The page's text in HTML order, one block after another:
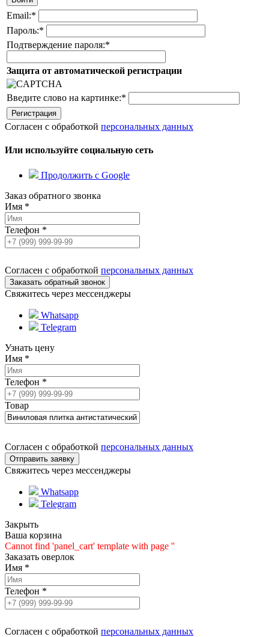
Email:*
Пароль:*
Подтверждение пароля:*
Защита от автоматической регистрации
Введите слово на картинке:*
Согласен с обработкой персональных данных
Или используйте социальную сеть
Продолжить с Google
Заказ обратного звонка
Имя *
Телефон *
Согласен с обработкой персональных данных
Свяжитесь через мессенджеры
Whatsapp
Telegram
Узнать цену
Имя *
Телефон *
Товар
Согласен с обработкой персональных данных
Свяжитесь через мессенджеры
Whatsapp
Telegram
Закрыть
Ваша корзина
Cannot find 'panel_cart' template with page ''
Заказать оверлок
Имя *
Телефон *
Согласен с обработкой персональных данных